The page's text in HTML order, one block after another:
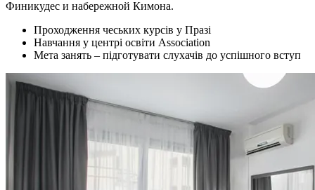
Финикудес и набережной Кимона.
Проходження чеських курсів у Празі
Навчання у центрі освіти Association
Мета занять – підготувати слухачів до успішного вступ